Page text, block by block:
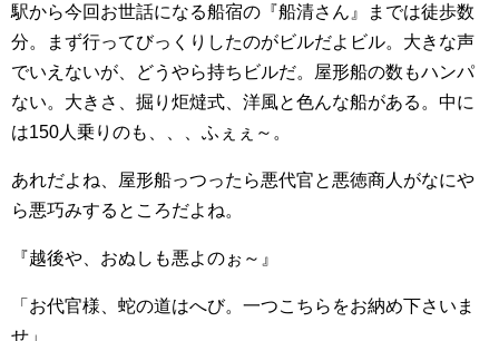
駅から今回お世話になる船宿の『船清さん』までは徒歩数
分。まず行ってびっくりしたのがビルだよビル。大きな声
でいえないが、どうやら持ちビルだ。屋形船の数もハンパ
ない。大きさ、掘り炬燵式、洋風と色んな船がある。中に
は150人乗りのも、、、ふぇぇ～。
あれだよね、屋形船っつったら悪代官と悪徳商人がなにや
ら悪巧みするところだよね。
『越後や、おぬしも悪よのぉ～』
「お代官様、蛇の道はへび。一つこちらをお納め下さいま
せ」